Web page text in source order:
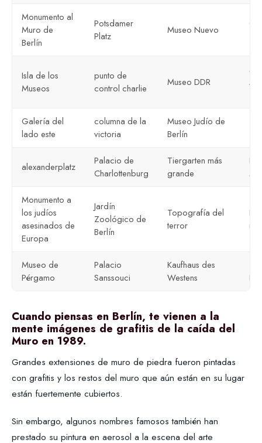
Monumento al
Muro de
Berlín
Potsdamer
Platz
Museo Nuevo
Isla de los
Museos
punto de
control charlie
Museo DDR
Galería del
lado este
columna de la
victoria
Museo Judío de
Berlín
alexanderplatz
Palacio de
Charlottenburg
Tiergarten más
grande
Monumento a
los judíos
asesinados de
Europa
Jardín
Zoológico de
Berlín
Topografía del
terror
Museo de
Pérgamo
Palacio
Sanssouci
Kaufhaus des
Westens
Cuando piensas en Berlín, te vienen a la
mente imágenes de grafitis de la caída del
Muro en 1989.
Grandes extensiones de muro de piedra fueron pintadas
con grafitis y los restos del muro que aún están en su lugar
están fuertemente cubiertos.
Sin embargo, algunos nombres famosos también han
prestado su pintura en aerosol a la escena del arte